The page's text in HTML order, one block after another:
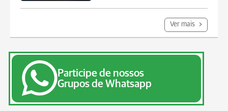
Ver mais
Participe de nossos
Grupos de Whatsapp